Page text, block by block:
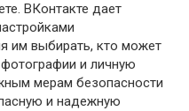
ВКонтакте дает
им выбирать, кто может
и личную
мерам безопасности
и надежную